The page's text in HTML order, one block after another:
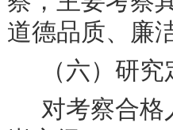
道德品质、廉
（六）研
对考察合格